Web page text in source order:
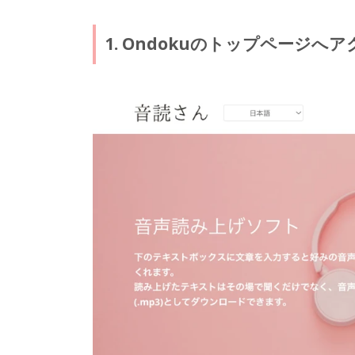
1. Ondokuのトップページへア